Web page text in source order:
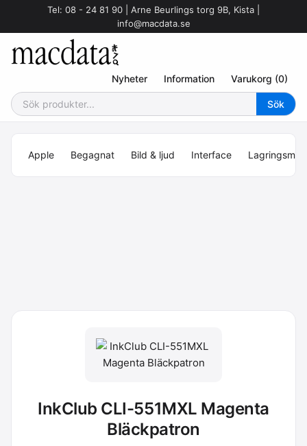
Tel: 08 - 24 81 90 | Arne Beurlings torg 9B, Kista |
info@macdata.se
Nyheter Information Varukorg (0)
Apple Begagnat Bild & ljud Interface
InkClub CLI-551MXL Magenta
Bläckpatron